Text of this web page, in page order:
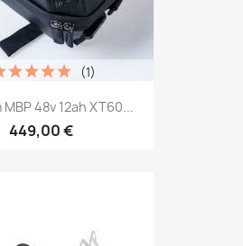
48v 12ah XT60...
449,00 €
(1)